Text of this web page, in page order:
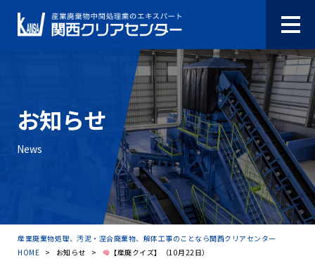
お知らせ
News
産業廃棄物処理、汚泥・混合廃棄物、解体工事のことなら関西クリアセンター
HOME > お知らせ > 【産廃クイズ】（10月22日）